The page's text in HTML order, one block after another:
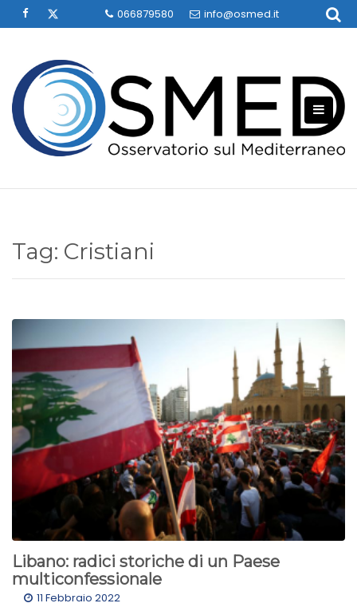
to
066879580 info@osmed.it
Tag: Cristiani
Libano: radici storiche di un Paese
multiconfessionale
11 Febbraio 2022